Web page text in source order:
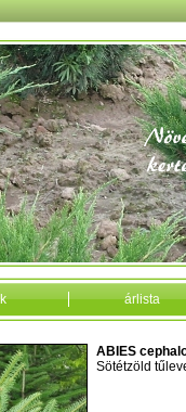
árlista
ABIES
Sötétzöld